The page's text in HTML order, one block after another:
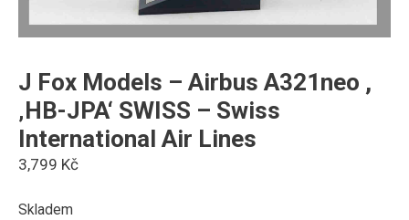
J Fox Models – Airbus A321neo ,
‚HB-JPA‘ SWISS – Swiss
International Air Lines
3,799 Kč
Skladem